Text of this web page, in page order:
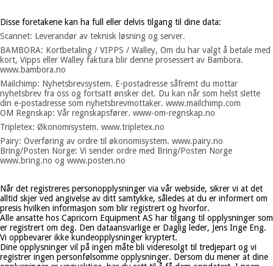
Disse foretakene kan ha full eller delvis tilgang til dine data:
Scannet: Leverandør av teknisk løsning og server.
BAMBORA: Kortbetaling / VIPPS / Walley, Om du har valgt å betale med
kort, Vipps eller Walley faktura blir denne prosessert av Bambora.
www.bambora.no
Mailchimp: Nyhetsbrevsystem. E-postadresse såfremt du mottar
nyhetsbrev fra oss og fortsatt ønsker det. Du kan når som helst slette
din e-postadresse som nyhetsbrevmottaker. www.mailchimp.com
OM Regnskap: Vår regnskapsfører. www-om-regnskap.no
Tripletex: Økonomisystem. www.tripletex.no
Pairy: Overføring av ordre til økonomisystem. www.pairy.no
Bring/Posten Norge: Vi sender ordre med Bring/Posten Norge
www.bring.no og www.posten.no
Når det registreres personopplysninger via vår webside, sikrer vi at det
alltid skjer ved angivelse av ditt samtykke, således at du er informert om
presis hvilken informasjon som blir registrert og hvorfor.
Alle ansatte hos Capricorn Equipment AS har tilgang til opplysninger som
er registrert om deg. Den dataansvarlige er Daglig leder, Jens Inge Eng.
Vi oppbevarer ikke kundeopplysninger kryptert.
Dine opplysninger vil på ingen måte bli videresolgt til tredjepart og vi
registrer ingen personfølsomme opplysninger. Dersom du mener at dine